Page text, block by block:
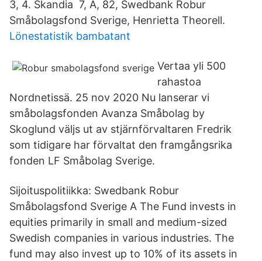
3, 4. Skandia 7, A, 82, Swedbank Robur
Småbolagsfond Sverige, Henrietta Theorell.
Lönestatistik bambatant
Vertaa yli 500
rahastoa
Nordnetissä. 25 nov 2020 Nu lanserar vi
småbolagsfonden Avanza Småbolag by
Skoglund väljs ut av stjärnförvaltaren Fredrik
som tidigare har förvaltat den framgångsrika
fonden LF Småbolag Sverige.
Sijoituspolitiikka: Swedbank Robur
Småbolagsfond Sverige A The Fund invests in
equities primarily in small and medium-sized
Swedish companies in various industries. The
fund may also invest up to 10% of its assets in